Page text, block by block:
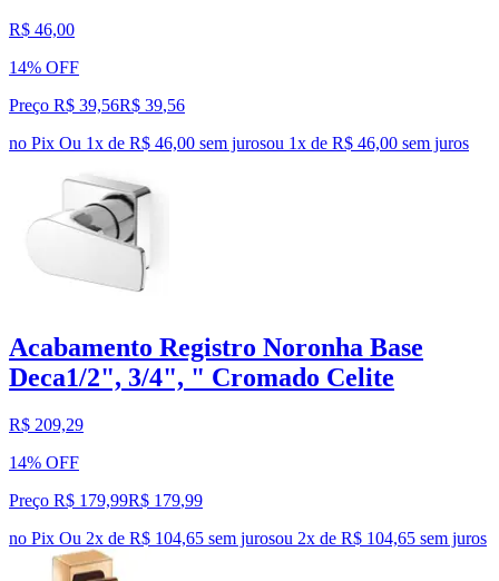
R$ 46,00
14% OFF
Preço R$ 39,56R$ 39,56
no Pix Ou 1x de R$ 46,00 sem jurosou 1x de R$ 46,00 sem juros
Acabamento Registro Noronha Base
Deca1/2", 3/4", " Cromado Celite
R$ 209,29
14% OFF
Preço R$ 179,99R$ 179,99
no Pix Ou 2x de R$ 104,65 sem jurosou 2x de R$ 104,65 sem juros